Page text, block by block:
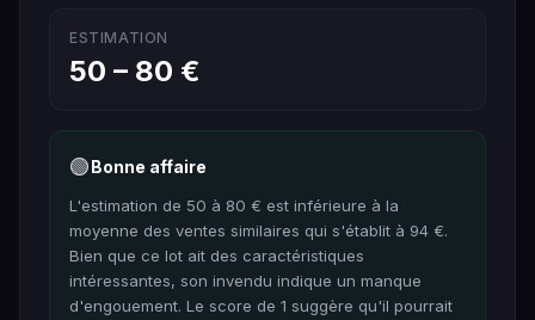
ESTIMATION
50 – 80 €
🟢Bonne affaire
L'estimation de 50 à 80 € est inférieure à la
moyenne des ventes similaires qui s'établit à 94 €.
Bien que ce lot ait des caractéristiques
intéressantes, son invendu indique un manque
d'engouement. Le score de 1 suggère qu'il pourrait